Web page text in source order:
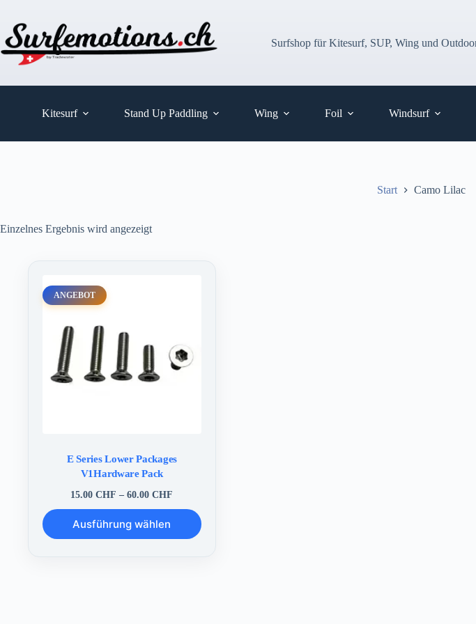
springen
Surfshop für Kitesurf, SUP, Wing und
Kitesurf Stand Up Paddling Wing Foil Windsurf
Start Camo Lilac
Einzelnes Ergebnis wird angezeigt
ANGEBOT
E Series Lower Packages
V1Hardware Pack
15.00CHF –60.00CHF
60.00 CHF
Ausführung wählen
Dieses
Produkt
weist